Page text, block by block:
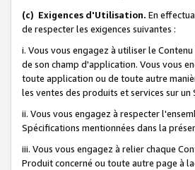
(c) Exigences d'Utilisation. En
de respecter les exigences suivantes :
i. Vous vous engagez à utiliser le
de son champ d'application. Vous vous
toute application ou de toute autre
les ventes des produits et services sur un
ii. Vous vous engagez à respecter
Spécifications mentionnées dans la
iii. Vous vous engagez à relier chaque
Produit concerné ou toute autre page à